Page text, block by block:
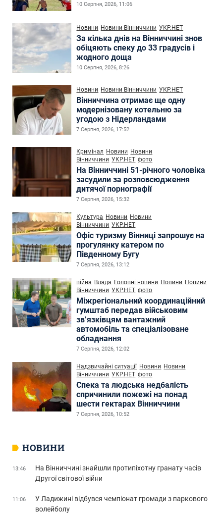
10 Серпня, 2026, 11:06
Новини Новини Вінниччини УКР.НЕТ
За кілька днів на Вінниччині знов
обіцяють спеку до 33 градусів і
жодного доща
10 Серпня, 2026, 8:26
Новини Новини Вінниччини УКР.НЕТ
Вінниччина отримає ще одну
модернізовану котельню за
угодою з Нідерландами
7 Серпня, 2026, 17:52
Кримінал Новини Новини
Вінниччини УКР.НЕТ фото
На Вінниччині 51-річного чоловіка
засудили за розповсюдження
дитячої порнографії
7 Серпня, 2026, 15:32
Культура Новини Новини
Вінниччини УКР.НЕТ
Офіс туризму Вінниці запрошує на
прогулянку катером по
Південному Бугу
7 Серпня, 2026, 13:12
війна Влада Головні новини Новини Новини
Вінниччини УКР.НЕТ фото
Міжрегіональний координаційний
гумштаб передав військовим
зв’язківцям вантажний
автомобіль та спеціалізоване
обладнання
7 Серпня, 2026, 12:02
Надзвичайні ситуації Новини Новини
Вінниччини УКР.НЕТ фото
Спека та людська недбалість
спричинили пожежі на понад
шести гектарах Вінниччини
7 Серпня, 2026, 10:52
НОВИНИ
13:46
На Вінниччині знайшли протипіхотну гранату часів
Другої світової війни
11:06
У Ладижині відбувся чемпіонат громади з паркового
волейболу